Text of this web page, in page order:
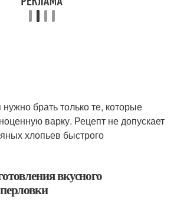
брать только те, которые
варку. Рецепт не допускает
хлопьев быстрого
вкусного